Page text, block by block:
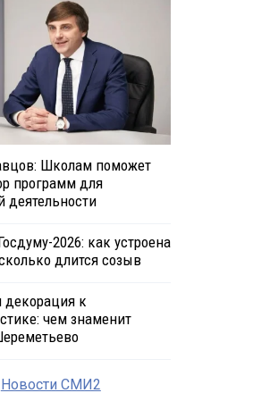
Школам поможет
программ для
деятельности
2026: как устроена
длится созыв
декорация к
чем знаменит
Новости СМИ2